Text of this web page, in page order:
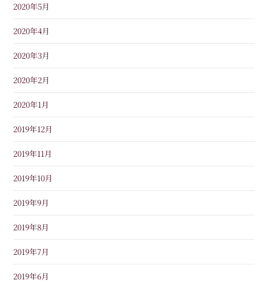
2020年5月
2020年4月
2020年3月
2020年2月
2020年1月
2019年12月
2019年11月
2019年10月
2019年9月
2019年8月
2019年7月
2019年6月